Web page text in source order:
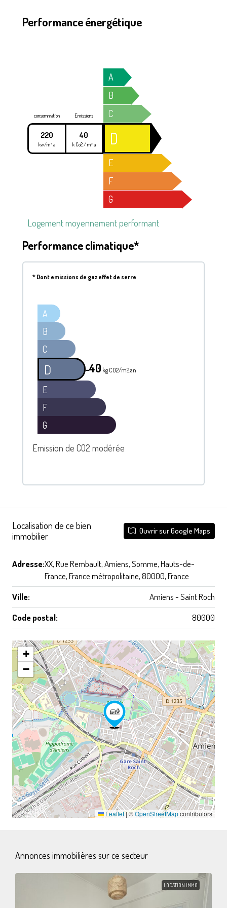
Performance énergétique
A
B
C
consommation
220
kw/m² a
Emissions
40
k Co2 / m² a D
E
F
G
Logement moyennement performant
Performance climatique*
*Dont emissions de gaz effet de serre
A
B
C
D ━40 kg C02/m2.an
E
F
G
Emission de CO2 modérée
Localisation de ce bien
immobilier
Ouvrir sur Google Maps
Adresse:XX, Rue Rembault, Amiens, Somme, Hauts-de-
France, France métropolitaine, 80000, France
Ville:
Amiens - Saint Roch
Code postal:
80000
+
−
Leaflet|©OpenStreetMapcontributors
Annonces immobilières sur ce secteur
LOCATION IMMO